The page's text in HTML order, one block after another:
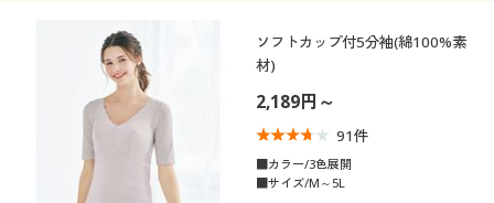
ソフトカップ付5分袖(綿100%素
材)
2,189円～
91件
■カラー/3色展開
■サイズ/M～5L